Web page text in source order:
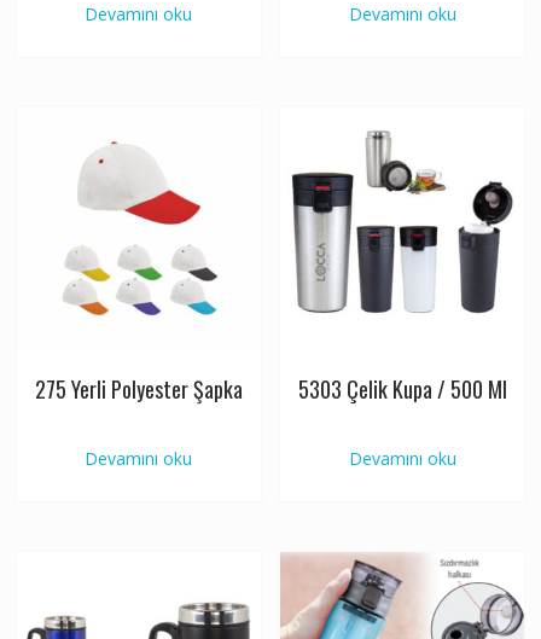
Devamını oku Devamını oku
275 Yerli Polyester Şapka
Devamını oku
5303 Çelik Kupa / 500 Ml
Devamını oku